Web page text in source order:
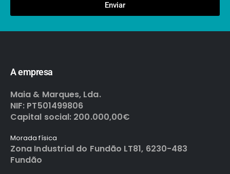
Enviar
A empresa
Maia & Marques, Lda.
NIF: PT501499806
Capital social: 200.000,00€
Morada física
Zona Industrial do Fundão LT81, 6230-483
Fundão